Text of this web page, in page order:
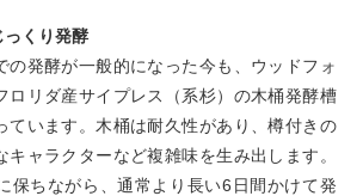
っくり発酵
の発酵が一般的になった今も、ウッドフォ
ロリダ産サイプレス（系杉）の木桶発酵槽
ています。木桶は耐久性があり、樽付きの
キャラクターなど複雑味を生み出します。
ちながら、通常より長い6日間かけて発